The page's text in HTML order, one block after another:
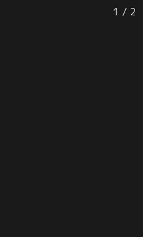
「どういうことだよ…。テメエ、ま
さか！」怒りに任せてグランドフィ
1